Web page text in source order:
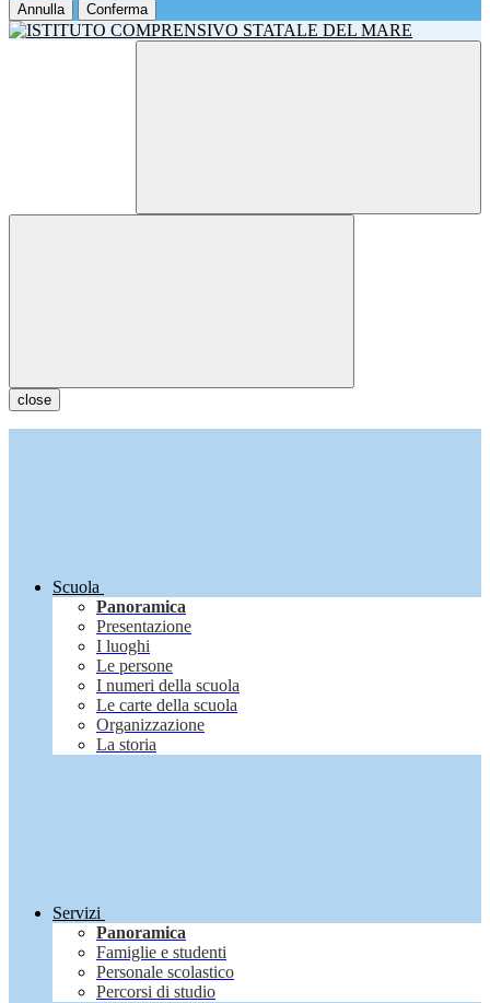
Annulla Conferma
close
Scuola
Panoramica
Presentazione
I luoghi
Le persone
I numeri della scuola
Le carte della scuola
Organizzazione
La storia
Servizi
Panoramica
Famiglie e studenti
Personale scolastico
Percorsi di studio